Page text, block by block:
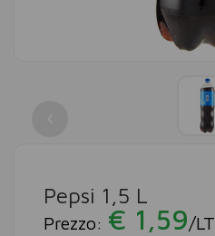
Pepsi 1,5 L
Prezzo: € 1,59/LT